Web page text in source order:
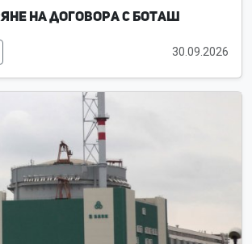
на договора с Боташ
30.09.2026